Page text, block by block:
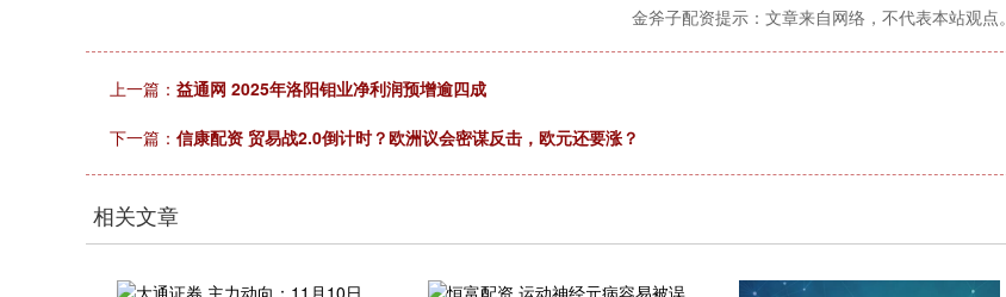
金斧子配资提示：文章来自网络，不代表本站观点。
上一篇： 益通网 2025年洛阳钼业净利润预增逾四成
下一篇： 信康配资 贸易战2.0倒计时？欧洲议会密谋反击，欧元还要涨？
相关文章